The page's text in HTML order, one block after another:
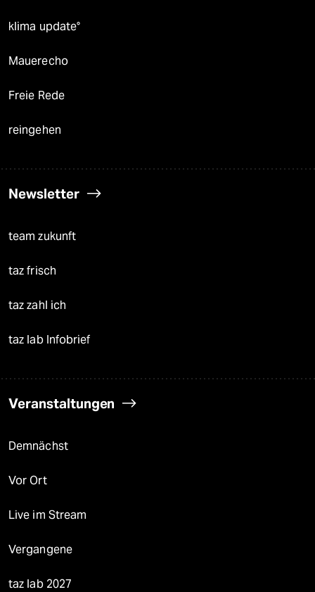
klima update°
Mauerecho
Freie Rede
reingehen
Newsletter
team zukunft
taz frisch
taz zahl ich
taz lab Infobrief
Veranstaltungen
Demnächst
Vor Ort
Live im Stream
Vergangene
taz lab 2027